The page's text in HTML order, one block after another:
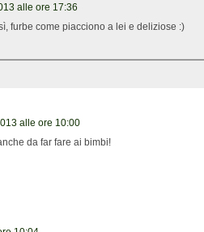
alle ore 17:36
furbe come piacciono a lei e deliziose :)
alle ore 10:00
da far fare ai bimbi!